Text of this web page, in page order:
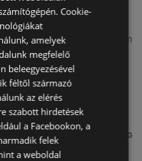
27,8 km
Drogéria üzletek a
TÁVOLSÁG
Cookie-
amelyek
megfelelő
beleegyezésével
féltől származó
az elérés
szabott hirdetések
a Facebookon, a
felek
a weboldal